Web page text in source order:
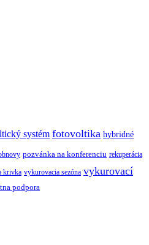
systém fotovoltika hybridné
pozvánka na konferenciu rekuperácia
krivka vykurovacia sezóna vykurovací
podpora